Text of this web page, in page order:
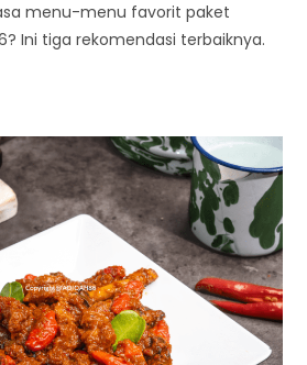
menu-menu favorit paket
Ini tiga rekomendasi terbaiknya.